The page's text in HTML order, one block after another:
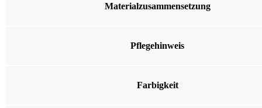
Materialzusammensetzung
Pflegehinweis
Farbigkeit